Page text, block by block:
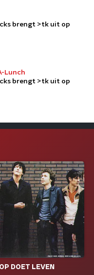
brengt >tk uit op
Lunch
brengt >tk uit op
DOET LEVEN